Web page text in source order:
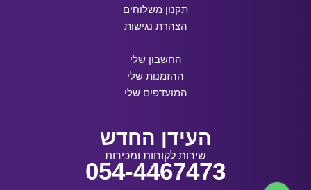
תקנון משלוחים
הצהרת נגישות
החשבון שלי
ההזמנות שלי
המועדפים שלי
העידן החדש
שירות לקוחות ומכירות
054-4467473